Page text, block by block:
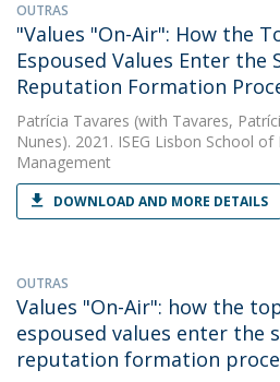
OUTRAS
"Values "On-Air": How the
Espoused Values Enter the
Reputation Formation
Patrícia Tavares (with Tavares,
Nunes). 2021. ISEG Lisbon School
Management
DOWNLOAD AND MORE DETAILS
OUTRAS
Values "On-Air": how the
espoused values enter the
reputation formation